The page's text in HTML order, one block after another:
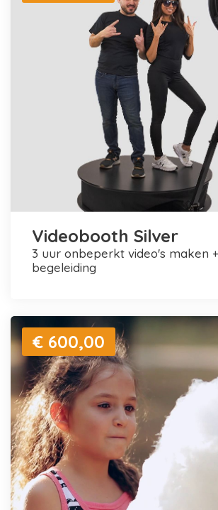
Videobooth Silver
3 uur onbeperkt video's maken + personele
begeleiding
€ 600,00